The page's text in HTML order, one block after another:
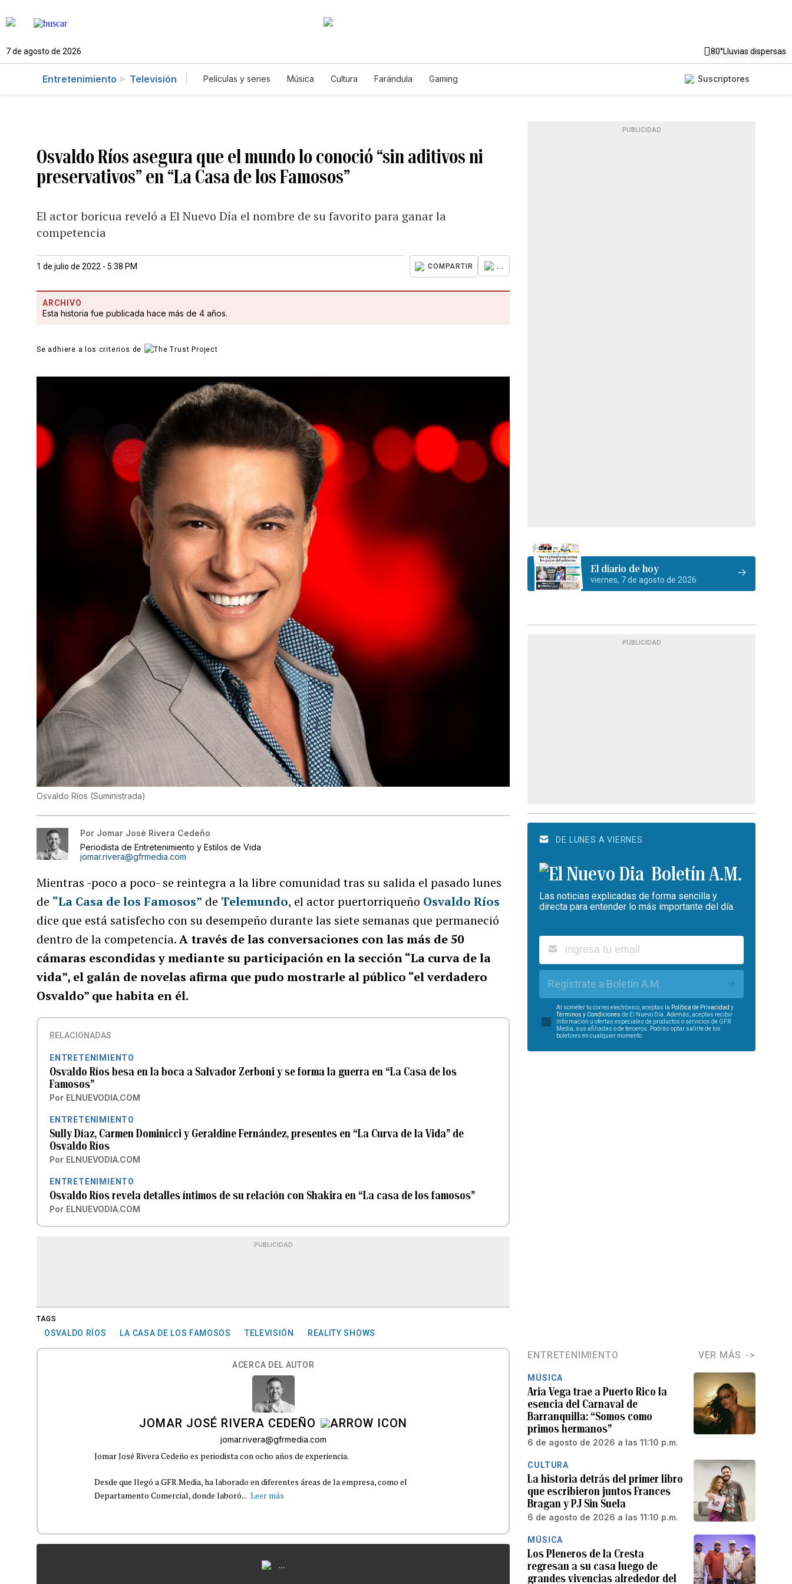
7 de agosto de 2026 80°Lluvias dispersas
Entretenimiento Televisión Películas y series Música Cultura Farándula Gaming Suscriptores
Osvaldo Ríos asegura que el mundo lo conoció “sin aditivos ni
preservativos” en “La Casa de los Famosos”
El actor boricua reveló a El Nuevo Día el nombre de su favorito para ganar la
competencia
1 de julio de 2022 - 5:38 PM COMPARTIR ...
ARCHIVO
Esta historia fue publicada hace más de 4 años.
Se adhiere a los criterios de
Osvaldo Ríos (Suministrada)
Por Jomar José Rivera Cedeño
Periodista de Entretenimiento y Estilos de Vida
jomar.rivera@gfrmedia.com
Mientras -poco a poco- se reintegra a la libre comunidad tras su salida el pasado lunes
de “La Casa de los Famosos” de Telemundo, el actor puertorriqueño Osvaldo Ríos
dice que está satisfecho con su desempeño durante las siete semanas que permaneció
dentro de la competencia.A través de las conversaciones con las más de 50
cámaras escondidas y mediante su participación en la sección “La curva de la
vida”, el galán de novelas afirma que pudo mostrarle al público “el verdadero
Osvaldo” que habita en él.
RELACIONADAS
ENTRETENIMIENTO
Osvaldo Ríos besa en la boca a Salvador Zerboni y se forma la guerra en “La Casa de los
Famosos”
Por ELNUEVODIA.COM
ENTRETENIMIENTO
Sully Díaz, Carmen Dominicci y Geraldine Fernández, presentes en “La Curva de la Vida” de
Osvaldo Ríos
Por ELNUEVODIA.COM
ENTRETENIMIENTO
Osvaldo Ríos revela detalles íntimos de su relación con Shakira en “La casa de los famosos”
Por ELNUEVODIA.COM
PUBLICIDAD
TAGS
OSVALDO RÍOS LA CASA DE LOS FAMOSOS TELEVISIÓN REALITY SHOWS
ACERCA DEL AUTOR
JOMAR JOSÉ RIVERA CEDEÑO
jomar.rivera@gfrmedia.com
Jomar José Rivera Cedeño es periodista con ocho años de experiencia.
Desde que llegó a GFR Media, ha laborado en diferentes áreas de la empresa, como el
Departamento Comercial, donde laboró... Leer más
...
PUBLICIDAD
El diario de hoy
viernes, 7 de agosto de 2026
PUBLICIDAD
DE LUNES A VIERNES
Boletín A.M.
Las noticias explicadas de forma sencilla y
directa para entender lo más importante del día.
Regístrate a Boletín A.M.
Al someter tu correo electrónico, aceptas la Política de Privacidad y
Términos y Condiciones de El Nuevo Día. Además, aceptas recibir
información u ofertas especiales de productos o servicios de GFR
Media, sus afiliadas o de terceros. Podrás optar salirte de los
boletines en cualquier momento.
ENTRETENIMIENTO VER MÁS
MÚSICA
Aria Vega trae a Puerto Rico la
esencia del Carnaval de
Barranquilla: “Somos como
primos hermanos”
6 de agosto de 2026 a las 11:10 p.m.
CULTURA
La historia detrás del primer libro
que escribieron juntos Frances
Bragan y PJ Sin Suela
6 de agosto de 2026 a las 11:10 p.m.
MÚSICA
Los Pleneros de la Cresta
regresan a su casa luego de
grandes vivencias alrededor del